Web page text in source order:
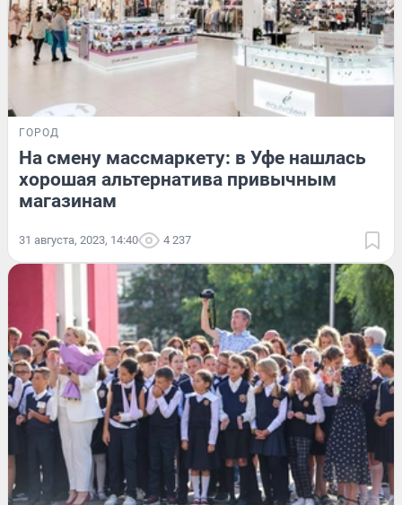
ГОРОД
На смену массмаркету: в Уфе нашлась
хорошая альтернатива привычным
магазинам
31 августа, 2023, 14:40 4 237